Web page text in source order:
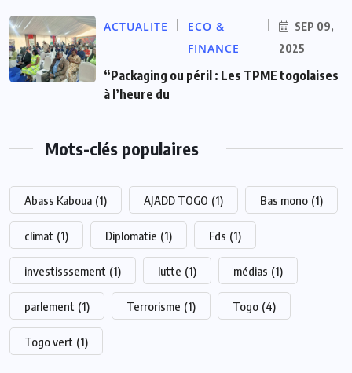
ACTUALITE
ECO &
FINANCE
SEP 09,
2025
“Packaging ou péril : Les TPME togolaises
à l’heure du
Mots-clés populaires
Abass Kaboua (1) AJADD TOGO (1) Bas mono (1)
climat (1) Diplomatie (1) Fds (1)
investisssement (1) lutte (1) médias (1)
parlement (1) Terrorisme (1) Togo (4)
Togo vert (1)